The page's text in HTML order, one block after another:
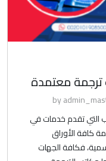
التي تقدم خدمات في
كافة الأوراق
فكافة الجهات